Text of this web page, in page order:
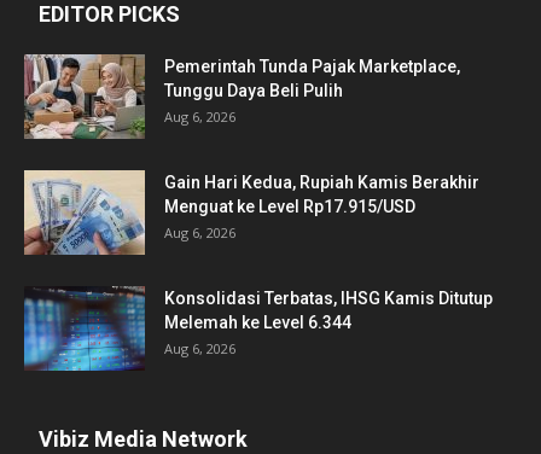
EDITOR PICKS
Pemerintah Tunda Pajak Marketplace,
Tunggu Daya Beli Pulih
Aug 6, 2026
Gain Hari Kedua, Rupiah Kamis Berakhir
Menguat ke Level Rp17.915/USD
Aug 6, 2026
Konsolidasi Terbatas, IHSG Kamis Ditutup
Melemah ke Level 6.344
Aug 6, 2026
Vibiz Media Network